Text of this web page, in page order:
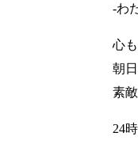
-わ
心
朝
素
24